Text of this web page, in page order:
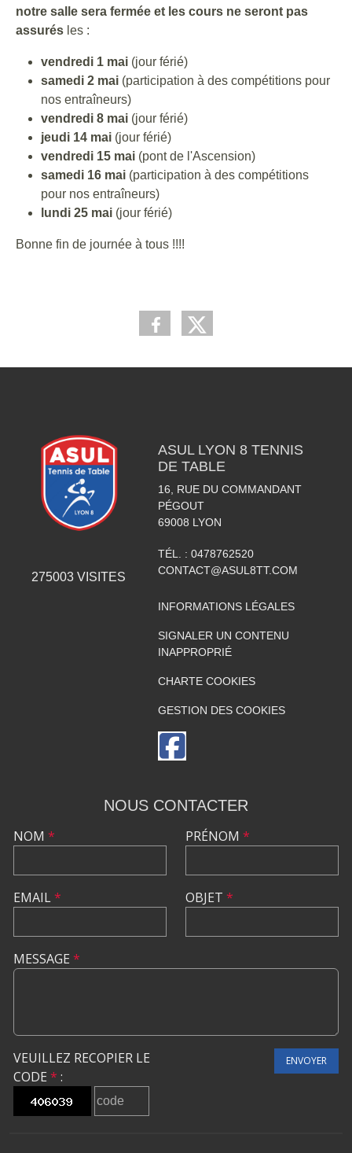
notre salle sera fermée et les cours ne seront pas
assurés les :
vendredi 1 mai (jour férié)
samedi 2 mai (participation à des compétitions pour
nos entraîneurs)
vendredi 8 mai (jour férié)
jeudi 14 mai (jour férié)
vendredi 15 mai (pont de l'Ascension)
samedi 16 mai (participation à des compétitions
pour nos entraîneurs)
lundi 25 mai (jour férié)
Bonne fin de journée à tous !!!!
275003 VISITES
ASUL LYON 8 TENNIS
DE TABLE
16, RUE DU COMMANDANT
PÉGOUT
69008 LYON
TÉL. : 0478762520
CONTACT@ASUL8TT.COM
INFORMATIONS LÉGALES
SIGNALER UN CONTENU
INAPPROPRIÉ
CHARTE COOKIES
GESTION DES COOKIES
NOUS CONTACTER
NOM *
EMAIL*
PRÉNOM *
OBJET *
MESSAGE *
VEUILLEZ RECOPIER LE
CODE * :
ENVOYER